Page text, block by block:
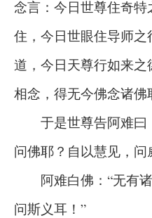
念言：今日世尊住奇
住，今日世眼住导师
道，今日天尊行如来
相念，得无今佛念诸
于是世尊告阿难曰
问佛耶？自以慧见，问
阿难白佛：“无有诸
问斯义耳！”